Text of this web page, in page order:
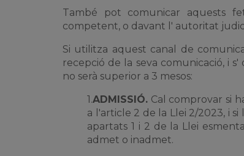
També pot comunicar aquests
competent, o davant l' autoritat
Si utilitza aquest canal de
recepció de la seva comunicació, i
no serà superior a 3 mesos:
1.ADMISSIÓ. Cal comprovar si
a l'article 2 de la Llei 2/2023, i
apartats 1 i 2 de la Llei
admet o inadmet.